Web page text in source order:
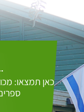
כאן תמצאו: